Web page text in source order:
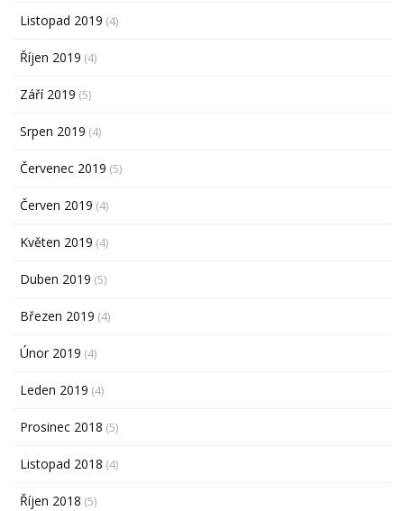
Listopad 2019 (4)
Říjen 2019 (4)
Září 2019 (5)
Srpen 2019 (4)
Červenec 2019 (5)
Červen 2019 (4)
Květen 2019 (4)
Duben 2019 (5)
Březen 2019 (4)
Únor 2019 (4)
Leden 2019 (4)
Prosinec 2018 (5)
Listopad 2018 (4)
Říjen 2018 (5)